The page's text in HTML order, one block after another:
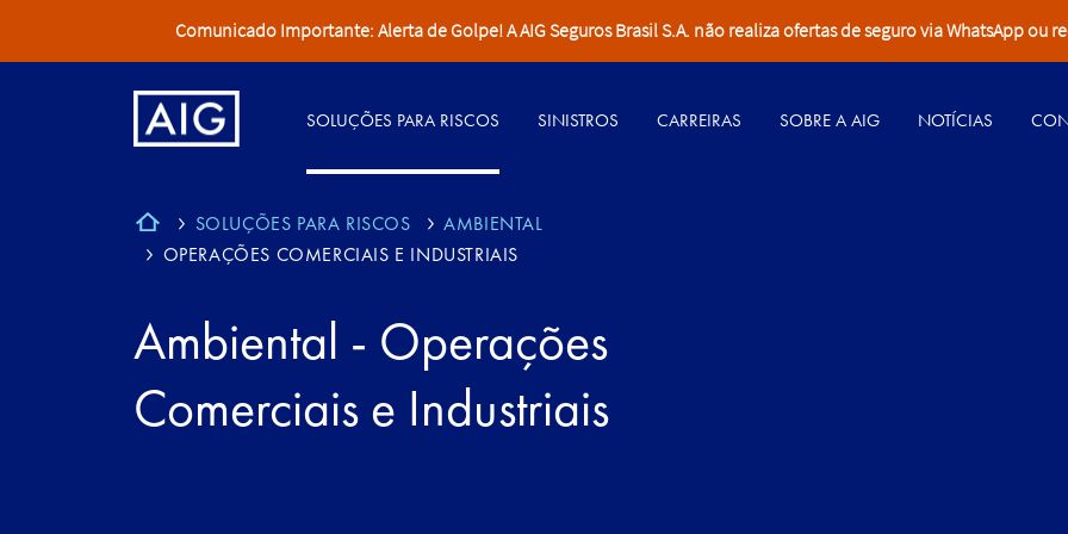
Comunicado Importante: Alerta de Golpe! A AIG Seguros Brasil S.A. não realiza ofertas de seguro via WhatsApp ou
SOLUÇÕES PARA RISCOS SINISTROS CARREIRAS SOBRE A AIG NOTÍCIAS
SOLUÇÕES PARA RISCOS
AMBIENTAL
OPERAÇÕES COMERCIAIS E INDUSTRIAIS
Ambiental - Operações
Comerciais e Industriais